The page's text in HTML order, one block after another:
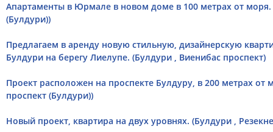
Апартаменты в Юрмале в новом доме в 100 метрах от
(Булдури))
Предлагаем в аренду новую стильную, дизайнерскую
Булдури на берегу Лиелупе. (Булдури , Виенибас проспект)
Проект расположен на проспекте Булдуру, в 200 метрах от
проспект (Булдури))
Новый проект, квартира на двух уровнях. (Булдури ,